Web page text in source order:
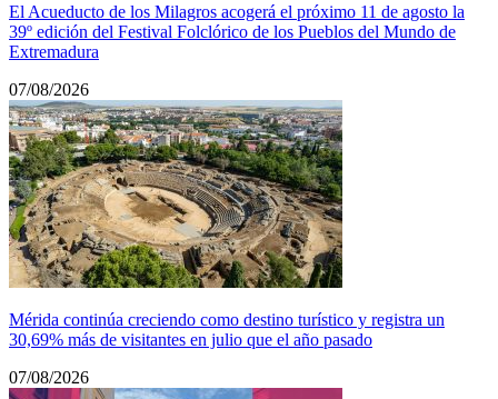
El Acueducto de los Milagros acogerá el próximo 11 de agosto la
39º edición del Festival Folclórico de los Pueblos del Mundo de
Extremadura
07/08/2026
Mérida continúa creciendo como destino turístico y registra un
30,69% más de visitantes en julio que el año pasado
07/08/2026